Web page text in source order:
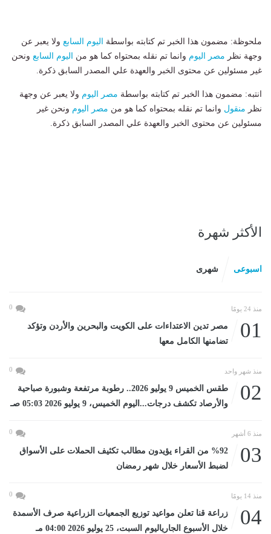
ملحوظة: مضمون هذا الخبر تم كتابته بواسطة اليوم السابع ولا يعبر عن
وجهة نظر مصر اليوم وانما تم نقله بمحتواه كما هو من اليوم السابع ونحن
غير مسئولين عن محتوى الخبر والعهدة علي المصدر السابق ذكرة.
انتبه: مضمون هذا الخبر تم كتابته بواسطة مصر اليوم ولا يعبر عن وجهة
نظر منقول وانما تم نقله بمحتواه كما هو من مصر اليوم ونحن غير
مسئولين عن محتوى الخبر والعهدة علي المصدر السابق ذكرة.
الأكثر شهرة
اسبوعى شهرى
منذ 24 يومًا 0
01
مصر تدين الاعتداءات على الكويت والبحرين والأردن وتؤكد
تضامنها الكامل معها
منذ شهر واحد 0
02
طقس الخميس 9 يوليو 2026.. رطوبة مرتفعة وشبورة صباحية
والأرصاد تكشف درجات...اليوم الخميس، 9 يوليو 2026 05:03 صـ
منذ 6 أشهر 0
03
%92 من القراء يؤيدون مطالب تكثيف الحملات على الأسواق
لضبط الأسعار خلال شهر رمضان
منذ 14 يومًا 0
04
زراعة قنا تعلن مواعيد توزيع الجمعيات الزراعية صرف الأسمدة
خلال الأسبوع الجارياليوم السبت، 25 يوليو 2026 04:00 مـ